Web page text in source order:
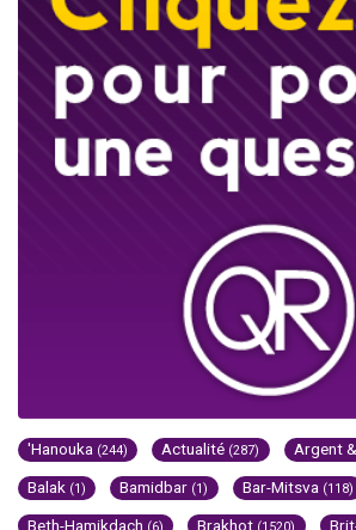
'Hanouka (244) Actualité (287) Argent
Balak (1) Bamidbar (1) Bar-Mitsva (118)
Beth-Hamikdach Brakhot